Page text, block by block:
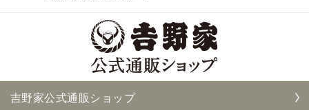
吉野家公式通販ショップ